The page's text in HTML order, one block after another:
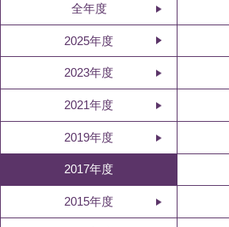
全年度
2025年度
2023年度
2021年度
2019年度
2017年度
2015年度